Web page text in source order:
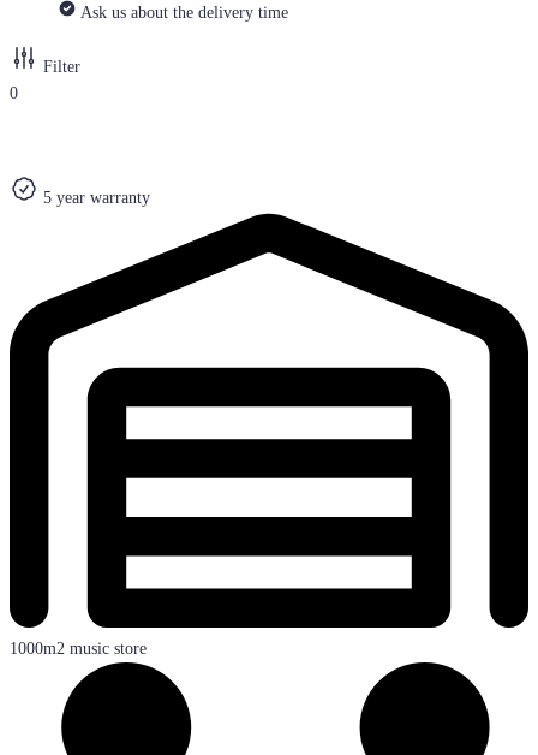
Filter
0
Ask us about the delivery time
5 year warranty
1000m2 music store